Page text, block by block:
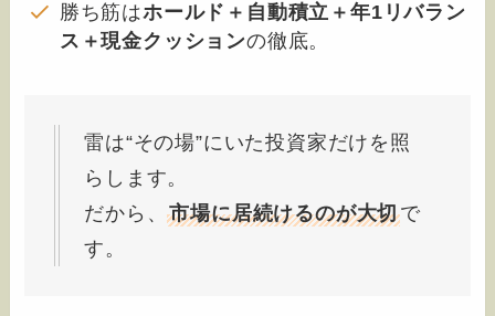
勝ち筋はホールド＋自動積立＋年1リバラン
ス＋現金クッションの徹底。
雷は“その場”にいた投資家だけを照
らします。
だから、市場に居続けるのが大切で
す。